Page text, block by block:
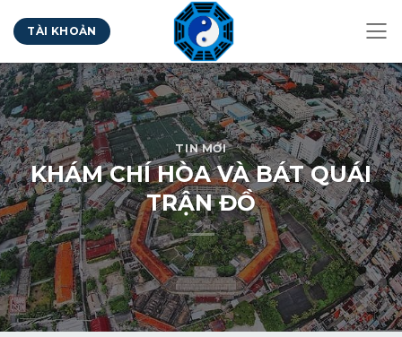
qua
nội
dung
TÀI KHOẢN
TIN MỚI
KHÁM CHÍ HÒA VÀ BÁT QUÁI
TRẬN ĐỒ